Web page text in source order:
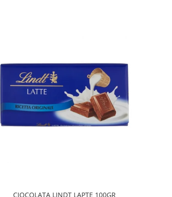
CIOCOLATA LINDT LAPTE 100GR